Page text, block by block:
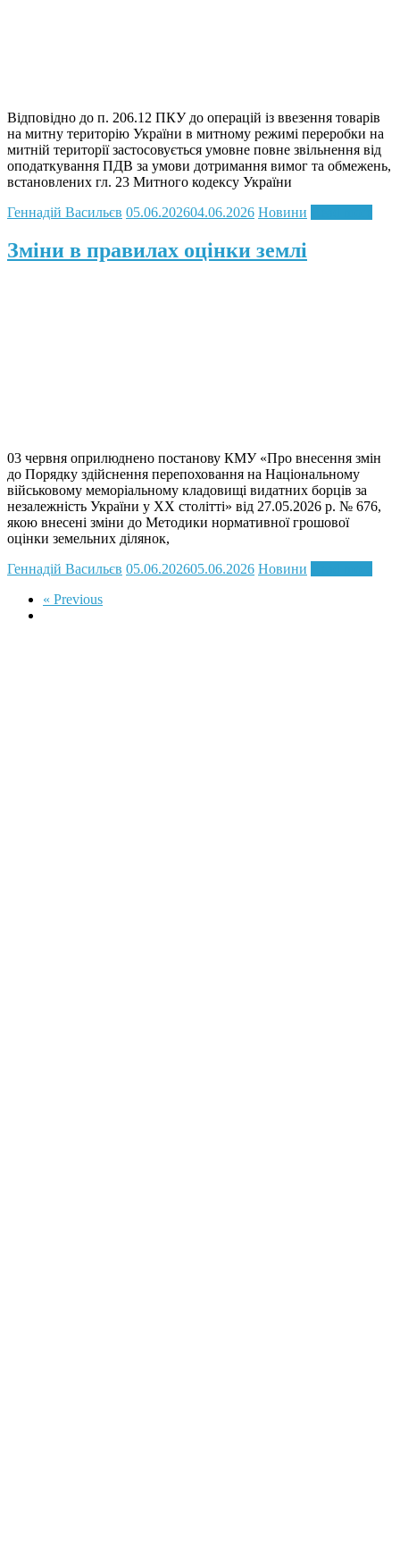
Відповідно до п. 206.12 ПКУ до операцій із ввезення товарів
на митну територію України в митному режимі переробки на
митній території застосовується умовне повне звільнення від
оподаткування ПДВ за умови дотримання вимог та обмежень,
встановлених гл. 23 Митного кодексу України
Геннадій Васильєв 05.06.202604.06.2026 Новини
Зміни в правилах оцінки землі
03 червня оприлюднено постанову КМУ «Про внесення змін
до Порядку здійснення перепоховання на Національному
військовому меморіальному кладовищі видатних борців за
незалежність України у XX столітті» від 27.05.2026 р. № 676,
якою внесені зміни до Методики нормативної грошової
оцінки земельних ділянок,
Геннадій Васильєв 05.06.202605.06.2026 Новини
« Previous